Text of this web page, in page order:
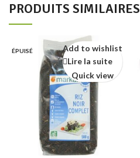
PRODUITS SIMILAIRES
ÉPUISÉ
Add to wishlist
Lire la suite
Quick view